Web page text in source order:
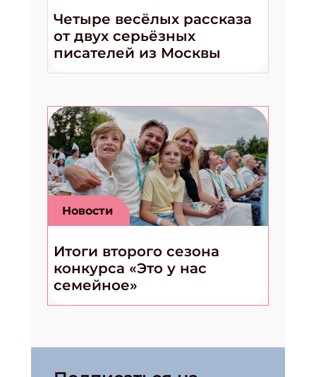
Четыре весёлых рассказа
от двух серьёзных
писателей из Москвы
Новости
Итоги второго сезона
конкурса «Это у нас
семейное»